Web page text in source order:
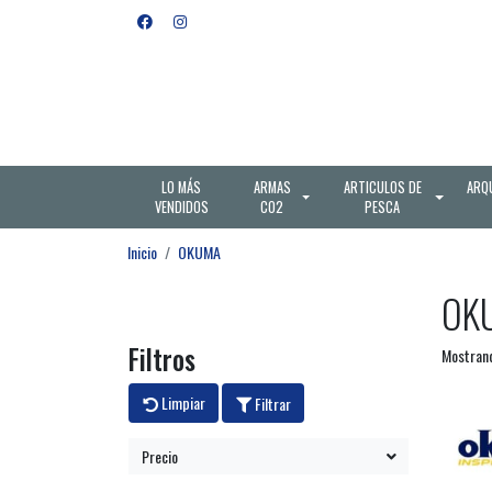
LO MÁS
VENDIDOS
ARMAS
CO2
ARTICULOS DE
PESCA
Inicio OKUMA
Filtros
Limpiar Filtrar
Precio